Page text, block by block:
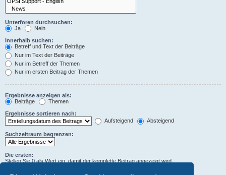
Unterforen durchsuchen:
Ja
Nein
Innerhalb suchen:
Betreff und Text der Beiträge
Nur im Text der Beiträge
Nur im Betreff der Themen
Nur im ersten Beitrag der Themen
Ergebnisse anzeigen als:
Beiträge
Themen
Ergebnisse sortieren nach:
Aufsteigend
Absteigend
Suchzeitraum begrenzen:
Die ersten:
Stellen Sie 0 als Wert ein, damit der komplette Beitrag angezeigt wird.